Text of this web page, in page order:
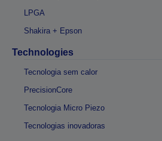
LPGA
Shakira + Epson
Technologies
Tecnologia sem calor
PrecisionCore
Tecnologia Micro Piezo
Tecnologias inovadoras